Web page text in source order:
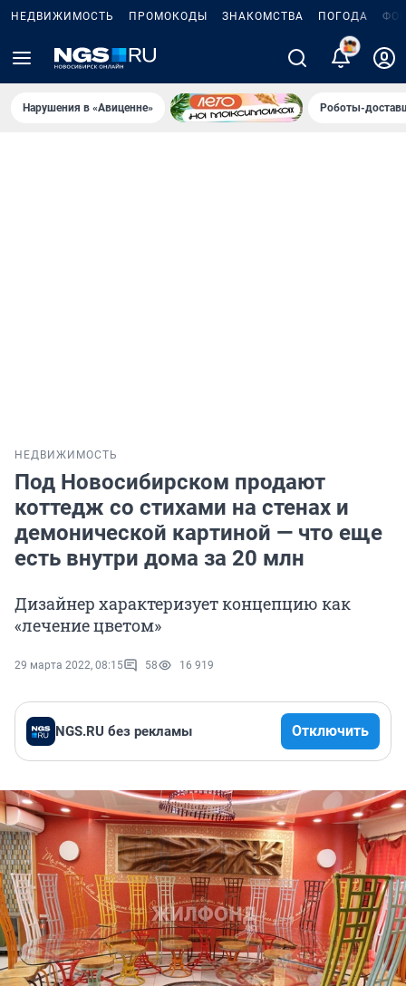
НЕДВИЖИМОСТЬ ПРОМОКОДЫ ЗНАКОМСТВА ПОГОДА
5
Нарушения в «Авиценне» Роботы-
НЕДВИЖИМОСТЬ
Под Новосибирском продают
коттедж со стихами на стенах и
демонической картиной — что еще
есть внутри дома за 20 млн
Дизайнер характеризует концепцию как
«лечение цветом»
29 марта 2022, 08:15 58 16 919
NGS.RU без рекламы Отключить